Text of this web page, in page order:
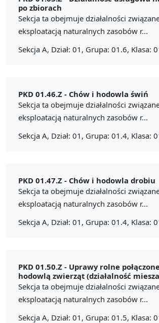
po zbiorach
Sekcja ta obejmuje działalności
eksploatacją naturalnych zasobów r...
Sekcja A, Dział: 01, Grupa: 01.6, Klasa:
PKD 01.46.Z - Chów i hodowla świń
Sekcja ta obejmuje działalności
eksploatacją naturalnych zasobów r...
Sekcja A, Dział: 01, Grupa: 01.4, Klasa:
PKD 01.47.Z - Chów i hodowla drobiu
Sekcja ta obejmuje działalności
eksploatacją naturalnych zasobów r...
Sekcja A, Dział: 01, Grupa: 01.4, Klasa:
PKD 01.50.Z - Uprawy rolne
hodowlą zwierząt (działalność
Sekcja ta obejmuje działalności
eksploatacją naturalnych zasobów r...
Sekcja A, Dział: 01, Grupa: 01.5, Klasa: